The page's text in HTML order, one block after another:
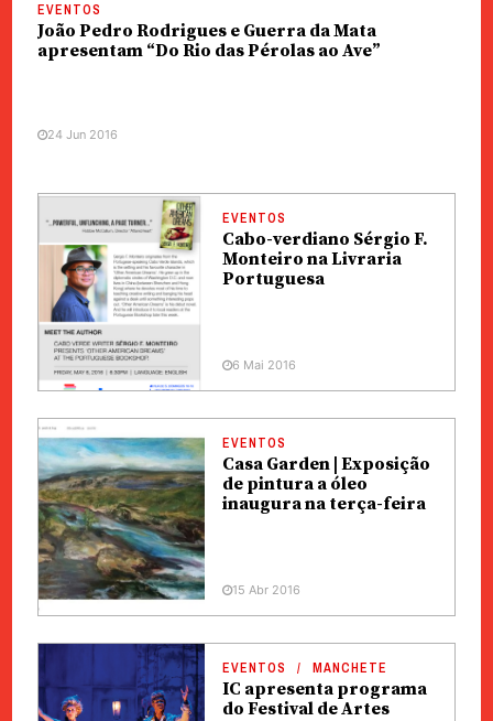
EVENTOS
João Pedro Rodrigues e Guerra da Mata
apresentam “Do Rio das Pérolas ao Ave”
24 Jun 2016
EVENTOS
Cabo-verdiano Sérgio F.
Monteiro na Livraria
Portuguesa
6 Mai 2016
EVENTOS
Casa Garden | Exposição
de pintura a óleo
inaugura na terça-feira
15 Abr 2016
EVENTOS MANCHETE
IC apresenta programa
do Festival de Artes